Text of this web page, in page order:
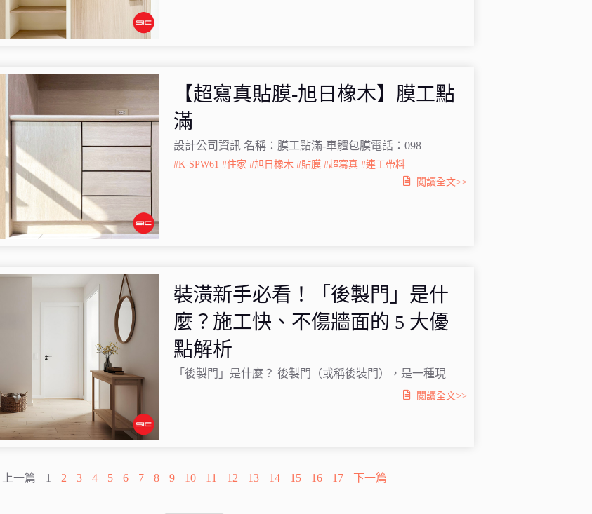
【超寫真貼膜-旭日橡木】膜工點
滿
設計公司資訊 名稱：膜工點滿-車體包膜電話：098
#K-SPW61 #住家 #旭日橡木 #貼膜 #超寫真 #連工帶料
閱讀全文>>
裝潢新手必看！「後製門」是什
麼？施工快、不傷牆面的 5 大優
點解析
「後製門」是什麼？ 後製門（或稱後裝門），是一種現
閱讀全文>>
上一篇 1 2 3 4 5 6 7 8 9 10 11 12 13 14 15 16 17 下一篇